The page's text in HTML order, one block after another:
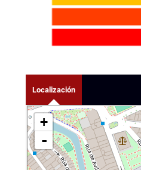
Localización
+
-